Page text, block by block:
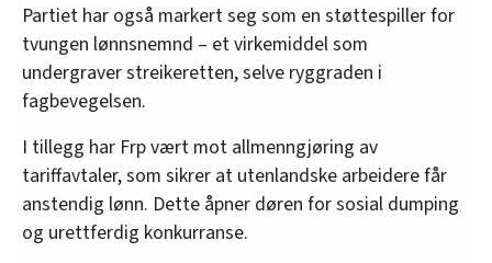
Partiet har også markert seg som en støttespiller for
tvungen lønnsnemnd – et virkemiddel som
undergraver streikeretten, selve ryggraden i
fagbevegelsen.
I tillegg har Frp vært mot allmenngjøring av
tariffavtaler, som sikrer at utenlandske arbeidere får
anstendig lønn. Dette åpner døren for sosial dumping
og urettferdig konkurranse.